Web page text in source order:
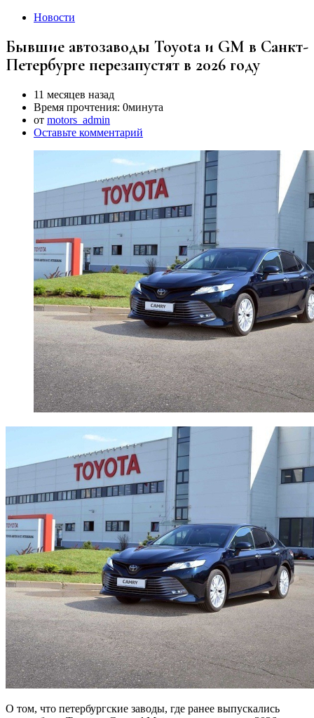
Новости
Бывшие автозаводы Toyota и GM в Санкт-
Петербурге перезапустят в 2026 году
11 месяцев назад
Время прочтения: 0минута
от motors_admin
Оставьте комментарий
О том, что петербургские заводы, где ранее выпускались